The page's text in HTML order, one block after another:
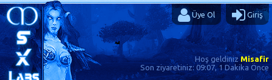
Üye Ol Giriş
Hoş geldinizMisafir
Son ziyaretiniz: 09:07, 1 Dakika Önce